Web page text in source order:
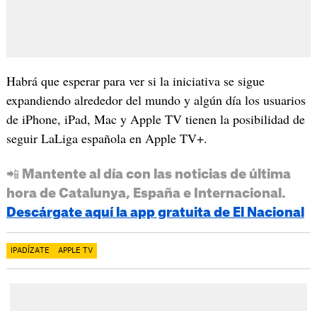
Habrá que esperar para ver si la iniciativa se sigue
expandiendo alrededor del mundo y algún día los usuarios
de iPhone, iPad, Mac y Apple TV tienen la posibilidad de
seguir LaLiga española en Apple TV+.
📲 Mantente al día con las noticias de última
hora de Catalunya, España e Internacional.
Descárgate aquí la app gratuita de El Nacional
IPADÍZATE APPLE TV